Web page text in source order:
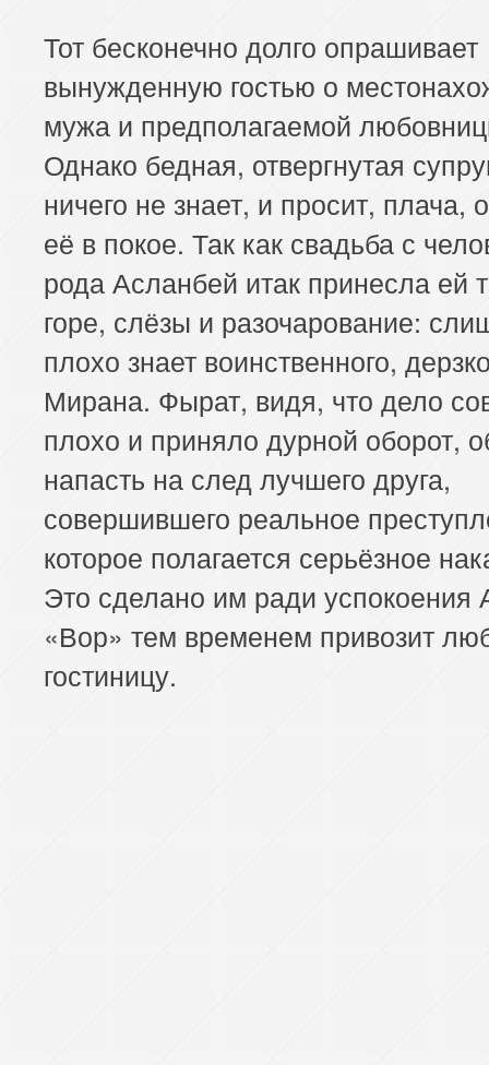
Тот бесконечно долго опрашивает
вынужденную гостью о
мужа и предполагаемой
Однако бедная, отвергнутая
ничего не знает, и просит, плача,
её в покое. Так как свадьба с
рода Асланбей итак принесла ей
горе, слёзы и разочарование:
плохо знает воинственного,
Мирана. Фырат, видя, что дело
плохо и приняло дурной оборот,
напасть на след лучшего друга,
совершившего реальное
которое полагается серьёзное
Это сделано им ради успокоения
«Вор» тем временем привозит
гостиницу.